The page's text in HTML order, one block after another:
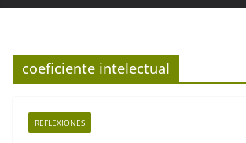
coeficiente intelectual
REFLEXIONES